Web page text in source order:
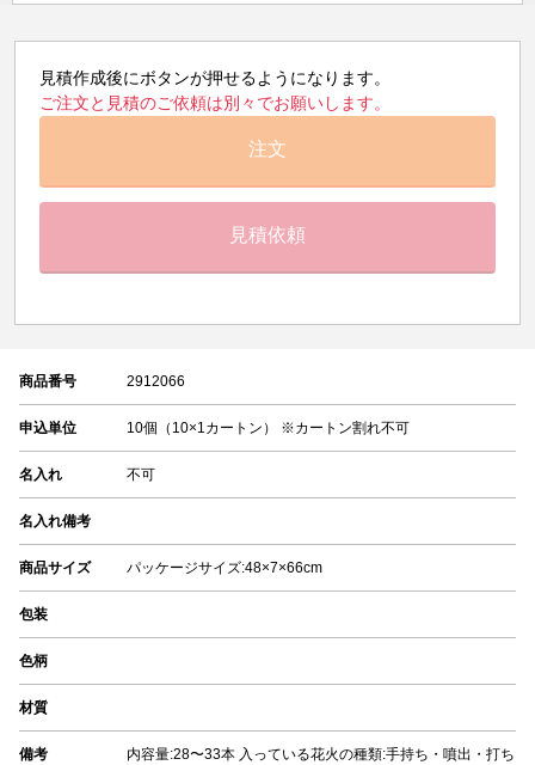
見積作成後にボタンが押せるようになります。
ご注文と見積のご依頼は別々でお願いします。
注文
見積依頼
商品番号 2912066
申込単位 10個（10×1カートン） ※カートン割れ不可
名入れ 不可
名入れ備考
商品サイズ パッケージサイズ:48×7×66cm
包装
色柄
材質
備考
内容量:28〜33本 入っている花火の種類:手持ち・噴出・打ち